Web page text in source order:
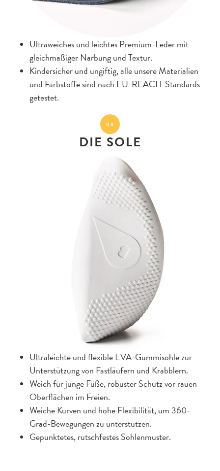
Ultraweiches und leichtes Premium-Leder mit
gleichmäßiger Narbung und Textur.
Kindersicher und ungiftig, alle unsere Materialien
und Farbstoffe sind nach EU-REACH-Standards
getestet.
03
DIE SOLE
Ultraleichte und flexible EVA-Gummisohle zur
Unterstützung von Fastläufern und Krabblern.
Weich für junge Füße, robuster Schutz vor rauen
Oberflächen im Freien.
Weiche Kurven und hohe Flexibilität, um 360-
Grad-Bewegungen zu unterstützen.
Gepunktetes, rutschfestes Sohlenmuster.